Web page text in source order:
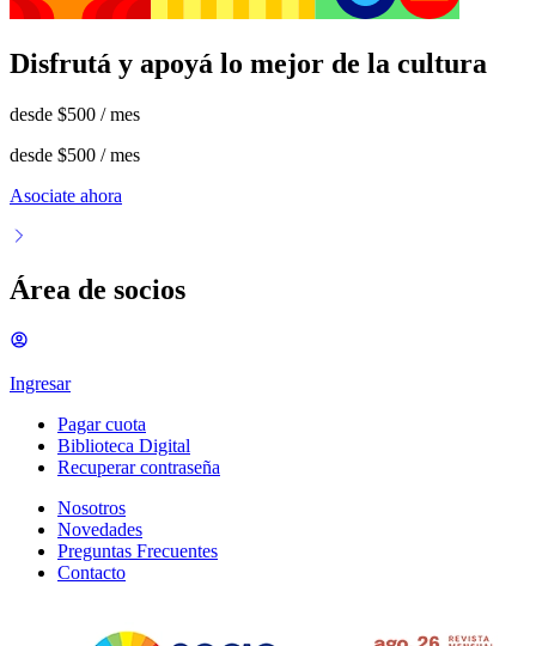
Disfrutá y apoyá lo mejor de la cultura
desde $500 / mes
desde $500 / mes
Asociate ahora
Área de socios
Ingresar
Pagar cuota
Biblioteca Digital
Recuperar contraseña
Nosotros
Novedades
Preguntas Frecuentes
Contacto